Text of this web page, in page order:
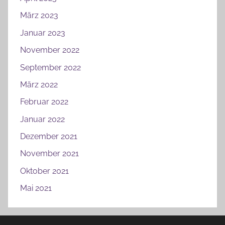
März 2023
Januar 2023
November 2022
September 2022
März 2022
Februar 2022
Januar 2022
Dezember 2021
November 2021
Oktober 2021
Mai 2021